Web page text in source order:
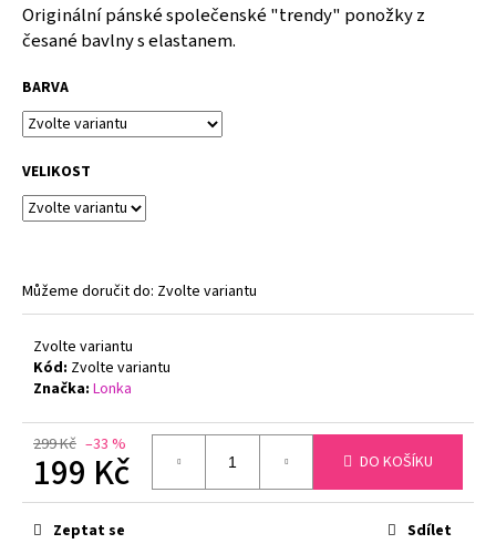
Originální pánské společenské "trendy" ponožky z
česané bavlny s elastanem.
BARVA
VELIKOST
Můžeme doručit do: Zvolte variantu
Zvolte variantu
Kód: Zvolte variantu
Značka: Lonka
299 Kč –33 %
199 Kč
Měrná
cena:
DO KOŠÍKU
Zeptat se Sdílet
o
p
o
r
u
č
e
m
PODPRSENKA
MINIMIZER
NATURANA
5063
TĚLOVÁ
719